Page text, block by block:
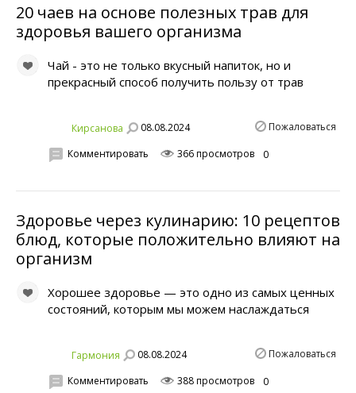
20 чаев на основе полезных трав для
здоровья вашего организма
Чай - это не только вкусный напиток, но и
прекрасный способ получить пользу от трав
Кирсанова 08.08.2024 Пожаловаться
Комментировать 366 просмотров 0
Здоровье через кулинарию: 10 рецептов
блюд, которые положительно влияют на
организм
Хорошее здоровье — это одно из самых ценных
состояний, которым мы можем наслаждаться
Гaрмония 08.08.2024 Пожаловаться
Комментировать 388 просмотров 0